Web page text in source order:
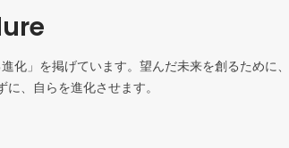
化」を掲げています。望んだ未来を創るために